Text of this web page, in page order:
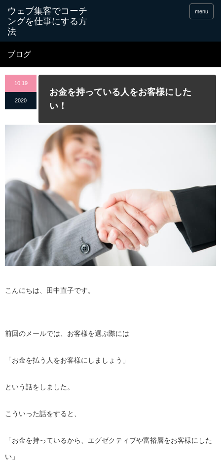
menu
ブログ
10.19
2020
お金を持っている人をお客様にした
い！
こんにちは、田中直子です。
前回のメールでは、お客様を選ぶ際には
「お金を払う人をお客様にしましょう」
という話をしました。
こういった話をすると、
「お金を持っているから、エグゼクティブや富裕層をお客様にした
い」